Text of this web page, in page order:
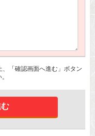
、「確認画面へ進む」ボタン